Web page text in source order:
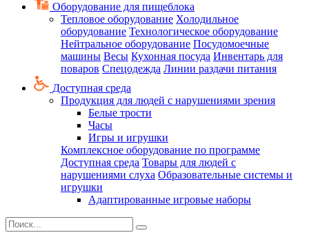
Оборудование для пищеблока
Тепловое оборудование Холодильное
оборудование Технологическое оборудование
Нейтральное оборудование Посудомоечные
машины Весы Кухонная посуда Инвентарь для
поваров Спецодежда Линии раздачи питания
Доступная среда
Продукция для людей с нарушениями зрения
Белые трости
Часы
Игры и игрушки
Комплексное оборудование по программе
Доступная среда Товары для людей с
нарушениями слуха Образовательные системы и
игрушки
Адаптированные игровые наборы